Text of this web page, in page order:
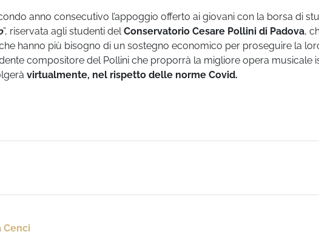
anno consecutivo l’appoggio offerto ai giovani con la borsa di
”, riservata agli studenti del Conservatorio Cesare Pollini di Padova,
hanno più bisogno di un sostegno economico per proseguire la
compositore del Pollini che proporrà la migliore opera musicale
virtualmente, nel rispetto delle norme Covid.
Cenci